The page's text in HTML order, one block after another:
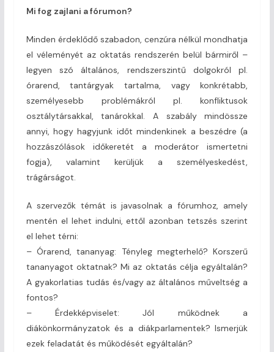
Mi fog zajlani a fórumon?
Minden érdeklődő szabadon, cenzúra nélkül mondhatja
el véleményét az oktatás rendszerén belül bármiről –
legyen szó általános, rendszerszintű dolgokról pl.
órarend, tantárgyak tartalma, vagy konkrétabb,
személyesebb problémákról pl. konfliktusok
osztálytársakkal, tanárokkal. A szabály mindössze
annyi, hogy hagyjunk időt mindenkinek a beszédre (a
hozzászólások időkeretét a moderátor ismertetni
fogja), valamint kerüljük a személyeskedést,
trágárságot.
A szervezők témát is javasolnak a fórumhoz, amely
mentén el lehet indulni, ettől azonban tetszés szerint
el lehet térni:
– Órarend, tananyag: Tényleg megterhelő? Korszerű
tananyagot oktatnak? Mi az oktatás célja egyáltalán?
A gyakorlatias tudás és/vagy az általános műveltség a
fontos?
– Érdekképviselet: Jól működnek a
diákönkormányzatok és a diákparlamentek? Ismerjük
ezek feladatát és működését egyáltalán?